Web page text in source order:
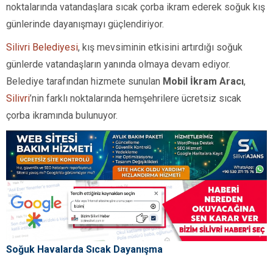
noktalarında vatandaşlara sıcak çorba ikram ederek soğuk kış
günlerinde dayanışmayı güçlendiriyor.
Silivri Belediyesi, kış mevsiminin etkisini artırdığı soğuk
günlerde vatandaşların yanında olmaya devam ediyor.
Belediye tarafından hizmete sunulan Mobil İkram Aracı,
Silivri’nin farklı noktalarında hemşehrilere ücretsiz sıcak
çorba ikramında bulunuyor.
Soğuk Havalarda Sıcak Dayanışma